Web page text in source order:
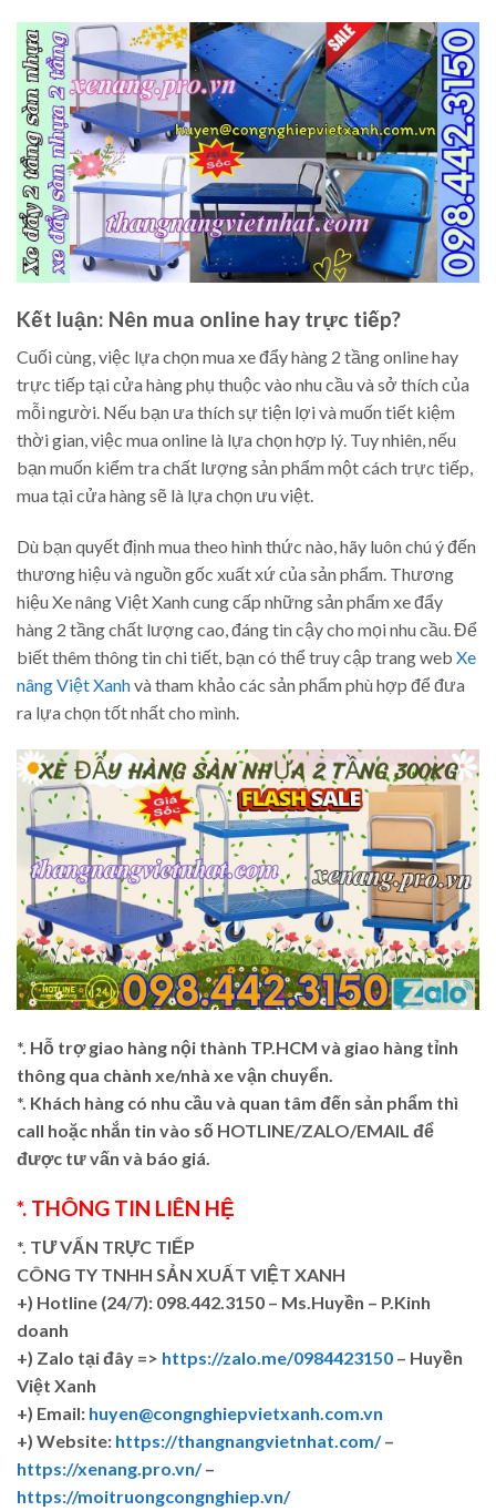
Kết luận: Nên mua online hay trực tiếp?
Cuối cùng, việc lựa chọn mua xe đẩy hàng 2 tầng online hay
trực tiếp tại cửa hàng phụ thuộc vào nhu cầu và sở thích của
mỗi người. Nếu bạn ưa thích sự tiện lợi và muốn tiết kiệm
thời gian, việc mua online là lựa chọn hợp lý. Tuy nhiên, nếu
bạn muốn kiểm tra chất lượng sản phẩm một cách trực tiếp,
mua tại cửa hàng sẽ là lựa chọn ưu việt.
Dù bạn quyết định mua theo hình thức nào, hãy luôn chú ý đến
thương hiệu và nguồn gốc xuất xứ của sản phẩm. Thương
hiệu Xe nâng Việt Xanh cung cấp những sản phẩm xe đẩy
hàng 2 tầng chất lượng cao, đáng tin cậy cho mọi nhu cầu. Để
biết thêm thông tin chi tiết, bạn có thể truy cập trang web Xe
nâng Việt Xanhvà tham khảo các sản phẩm phù hợp để đưa
ra lựa chọn tốt nhất cho mình.
*. Hỗ trợ giao hàng nội thành TP.HCM và giao hàng tỉnh
thông qua chành xe/nhà xe vận chuyển.
*. Khách hàng có nhu cầu và quan tâm đến sản phẩm thì
call hoặc nhắn tin vào số HOTLINE/ZALO/EMAIL để
được tư vấn và báo giá.
*. THÔNG TIN LIÊN HỆ
*. TƯ VẤN TRỰC TIẾP
CÔNG TY TNHH SẢN XUẤT VIỆT XANH
+) Hotline (24/7): 098.442.3150 – Ms.Huyền – P.Kinh
doanh
+) Zalo tại đây => https://zalo.me/0984423150 – Huyền
Việt Xanh
+) Email: huyen@congnghiepvietxanh.com.vn
+) Website: https://thangnangvietnhat.com/–
https://xenang.pro.vn/–
https://moitruongcongnghiep.vn/